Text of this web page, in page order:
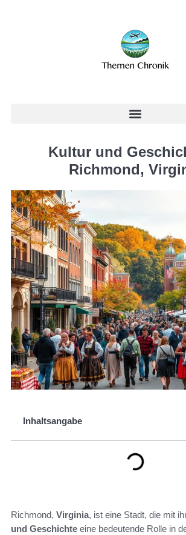
Kultur und
Richmond,
Inhaltsangabe
Richmond, Virginia, ist eine Stadt, die mit
und Geschichte eine bedeutende Rolle in